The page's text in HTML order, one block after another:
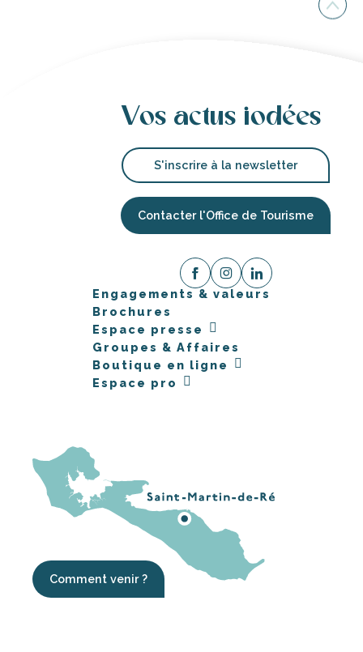
Vos actus iodées
S'inscrire à la newsletter
Contacter l'Office de Tourisme
Engagements & valeurs
Brochures
Espace presse
Groupes & Affaires
Boutique en ligne
Espace pro
Comment venir ?